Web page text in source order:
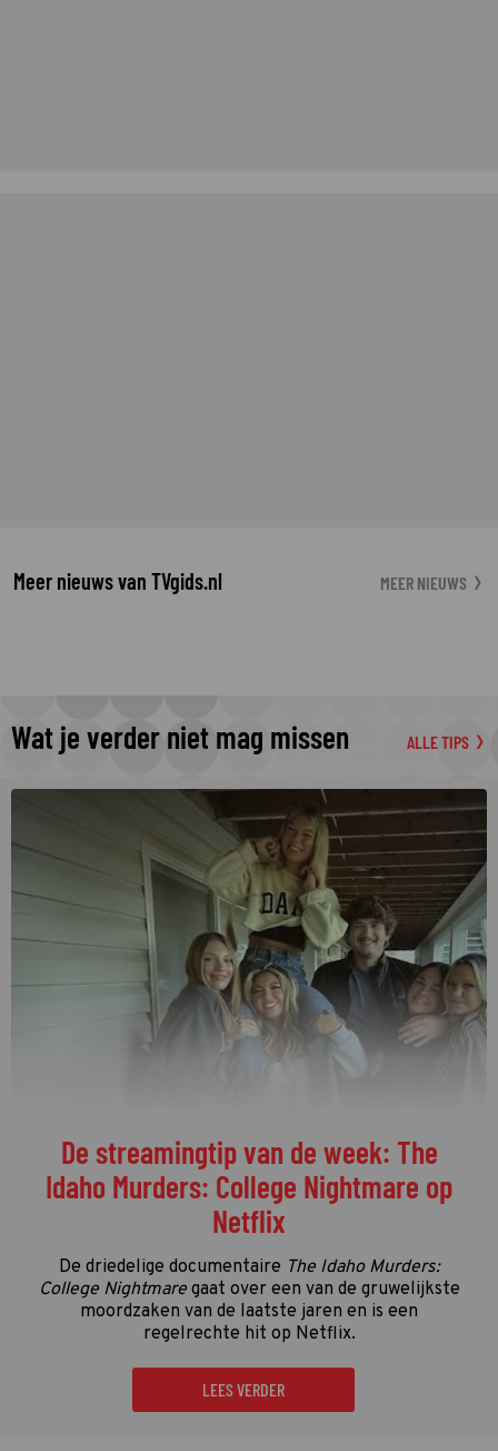
Meer nieuws van TVgids.nl MEER NIEUWS
Wat je verder niet mag missen ALLE TIPS
De streamingtip van de week: The
Idaho Murders: College Nightmare op
Netflix
De driedelige documentaire The Idaho Murders:
College Nightmaregaat over een van de gruwelijkste
moordzaken van de laatste jaren en is een
regelrechte hit op Netflix.
LEES VERDER